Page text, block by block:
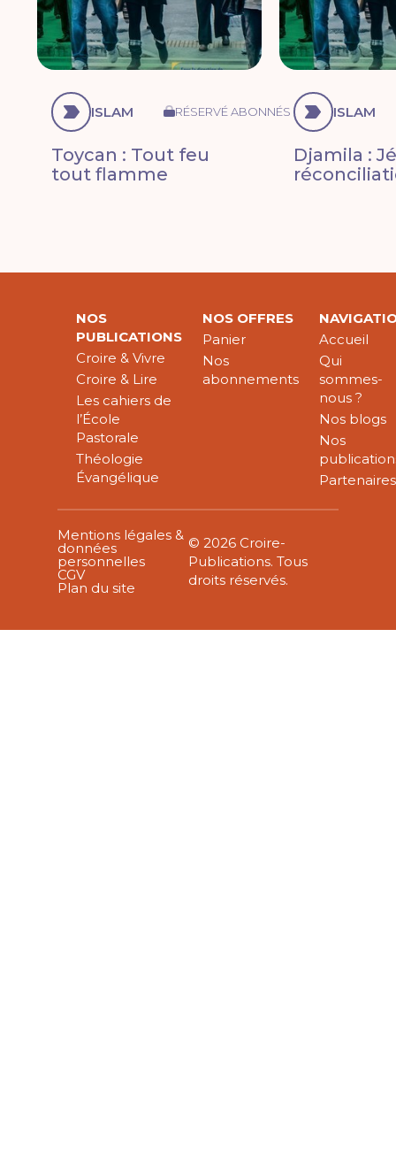
ISLAM RÉSERVÉ ABONNÉS
Toycan : Tout feu
tout flamme
ISLAM
Djamila :
NOS
PUBLICATIONS
Croire & Vivre
Croire & Lire
Les cahiers de
l’École
Pastorale
Théologie
Évangélique
NOS OFFRES
Panier
Nos
abonnements
Accueil
Qui
sommes-
nous ?
Nos blogs
Nos
Partenaires
Mentions légales &
données
personnelles
CGV
Plan du site
© 2026 Croire-
Publications. Tous
droits réservés.